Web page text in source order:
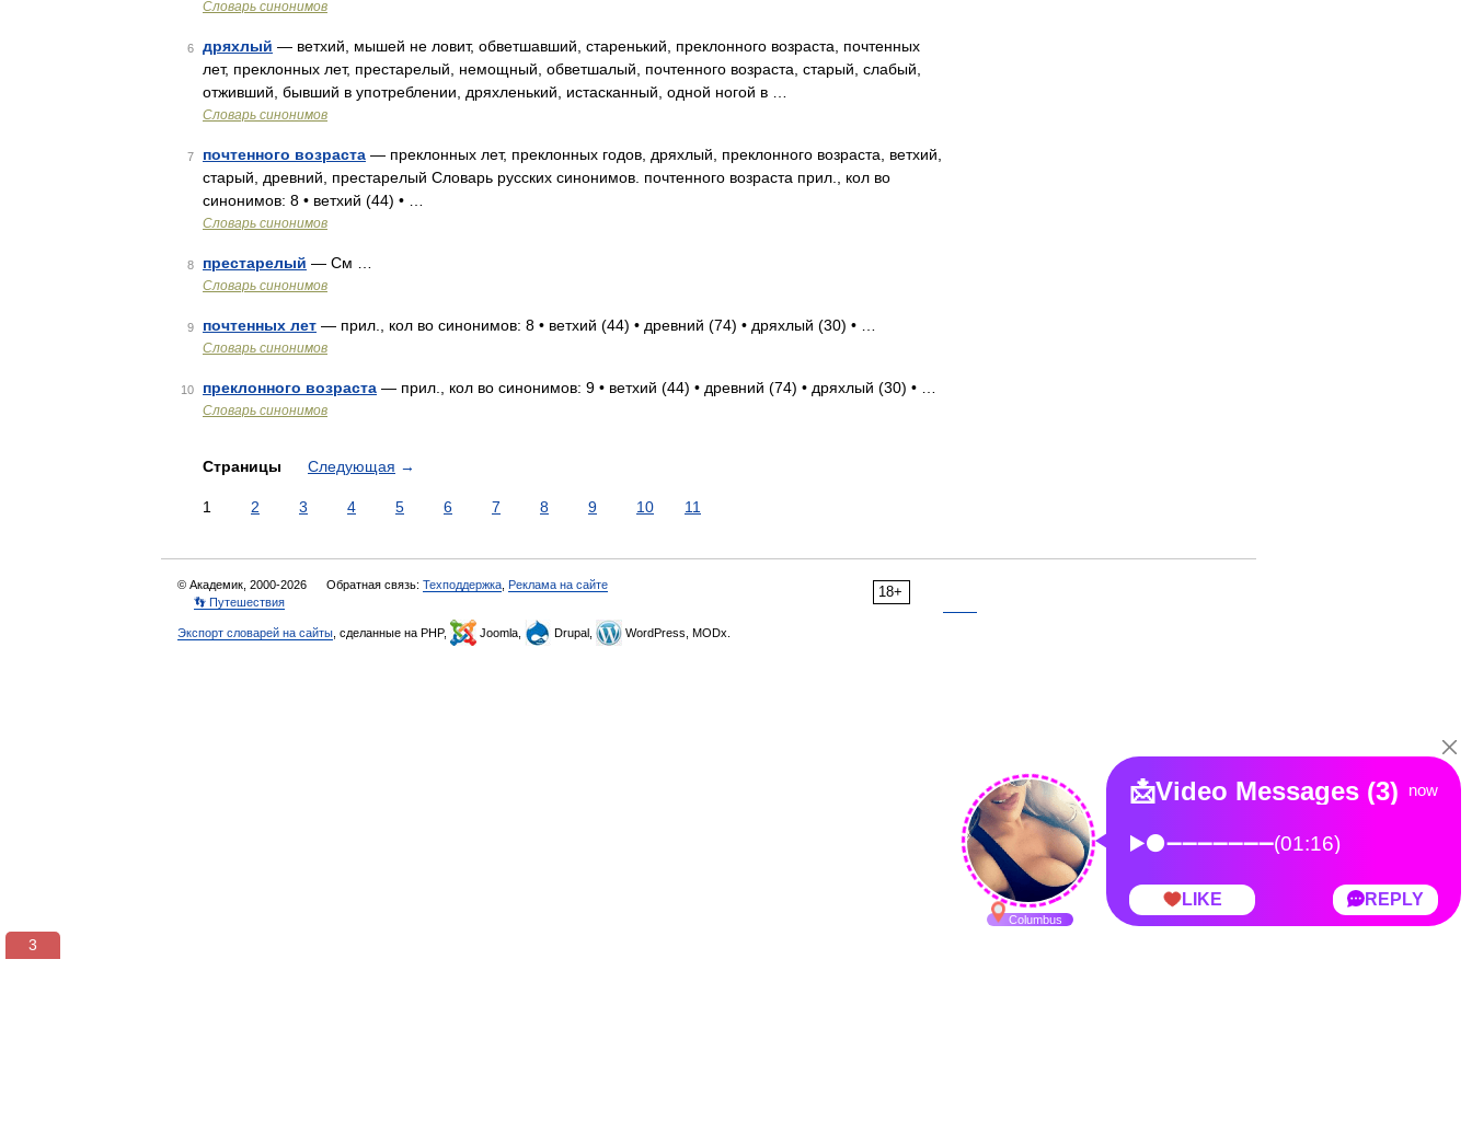
Словарь синонимов
6 дряхлый — ветхий, мышей не ловит, обветшавший, старенький, преклонного возраста, почтенных
лет, преклонных лет, престарелый, немощный, обветшалый, почтенного возраста, старый, слабый,
отживший, бывший в употреблении, дряхленький, истасканный, одной ногой в …
Словарь синонимов
7 почтенного возраста — преклонных лет, преклонных годов, дряхлый, преклонного возраста, ветхий,
старый, древний, престарелый Словарь русских синонимов. почтенного возраста прил., кол во
синонимов: 8 • ветхий (44) • …
Словарь синонимов
8 престарелый — См …
Словарь синонимов
9 почтенных лет — прил., кол во синонимов: 8 • ветхий (44) • древний (74) • дряхлый (30) • …
Словарь синонимов
10 преклонного возраста — прил., кол во синонимов: 9 • ветхий (44) • древний (74) • дряхлый (30) • …
Словарь синонимов
Страницы Следующая →
1 2 3 4 5 6 7 8 9 10 11
18+
© Академик, 2000-2026 Обратная связь: Техподдержка Реклама на сайте
👣 Путешествия
Экспорт словарей на сайты , сделанные на PHP, Joomla, Drupal, WordPress, MODx.
3